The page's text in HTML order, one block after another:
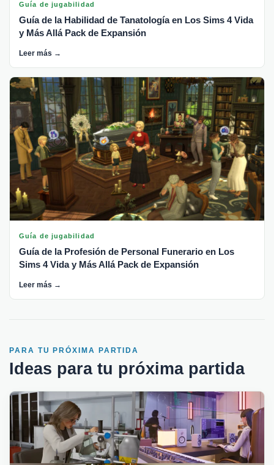
Guía de jugabilidad
Guía de la Habilidad de Tanatología en Los Sims 4 Vida
y Más Allá Pack de Expansión
Leer más →
Guía de jugabilidad
Guía de la Profesión de Personal Funerario en Los
Sims 4 Vida y Más Allá Pack de Expansión
Leer más →
PARA TU PRÓXIMA PARTIDA
Ideas para tu próxima partida